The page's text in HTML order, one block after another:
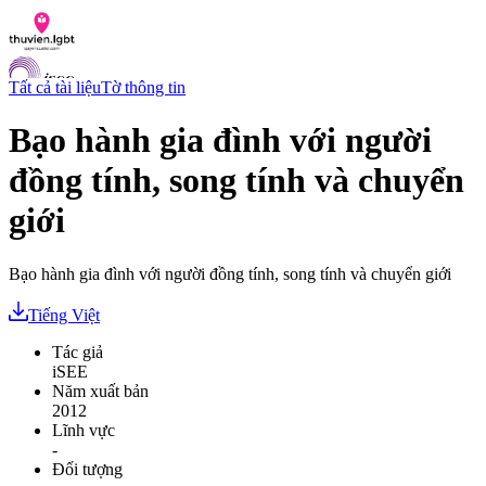
Danh sách tài liệu
Hỏi đáp
Liên lạc
VI
Tất cả tài liệuTờ thông tin
Bạo hành gia đình với người
đồng tính, song tính và chuyển
giới
Bạo hành gia đình với người đồng tính, song tính và chuyển giới
Tiếng Việt
Tác giả
iSEE
Năm xuất bản
2012
Lĩnh vực
-
Đối tượng